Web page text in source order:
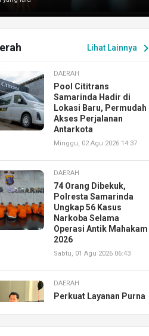
Lihat Lainnya chevron_right
DAERAH
Pool Cititrans
Samarinda Hadir di
Lokasi Baru, Permudah
Akses Perjalanan
Antarkota
Minggu, 02 Agu 2026 14:37
DAERAH
74 Orang Dibekuk,
Polresta Samarinda
Ungkap 56 Kasus
Narkoba Selama
Operasi Antik Mahakam
2026
Sabtu, 01 Agu 2026 06:43
DAERAH
Perkuat Layanan Purna
Resmikan AHASS